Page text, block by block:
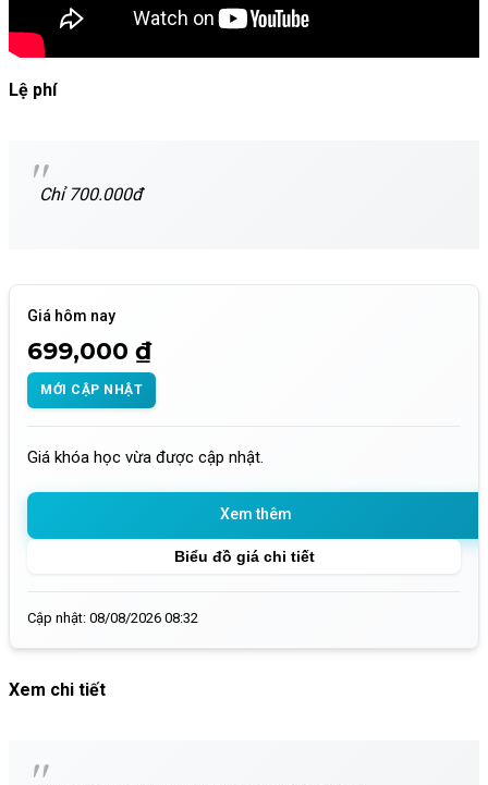
Lệ phí
Chỉ 700.000đ
Giá hôm nay
699,000 ₫
MỚI CẬP NHẬT
Giá khóa học vừa được cập nhật.
Xem thêm
Biểu đồ giá chi tiết
Cập nhật: 08/08/2026 08:32
Xem chi tiết